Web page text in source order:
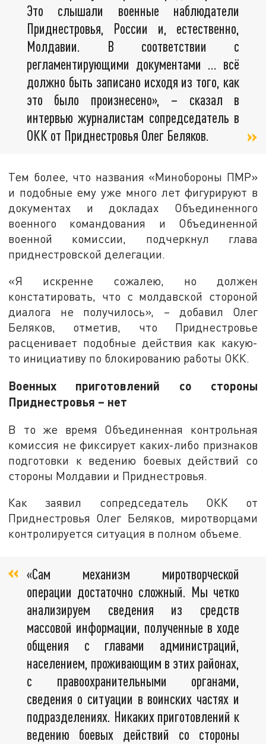
Это слышали военные наблюдатели
Приднестровья, России и, естественно,
Молдавии. В соответствии с
регламентирующими документами … всё
должно быть записано исходя из того, как
это было произнесено», – сказал в
интервью журналистам сопредседатель в
ОКК от Приднестровья Олег Беляков.
Тем более, что названия «Минобороны ПМР»
и подобные ему уже много лет фигурируют в
документах и докладах Объединенного
военного командования и Объединенной
военной комиссии, подчеркнул глава
приднестровской делегации.
«Я искренне сожалею, но должен
констатировать, что с молдавской стороной
диалога не получилось», – добавил Олег
Беляков, отметив, что Приднестровье
расценивает подобные действия как какую-
то инициативу по блокированию работы ОКК.
Военных приготовлений со стороны
Приднестровья – нет
В то же время Объединенная контрольная
комиссия не фиксирует каких-либо признаков
подготовки к ведению боевых действий со
стороны Молдавии и Приднестровья.
Как заявил сопредседатель ОКК от
Приднестровья Олег Беляков, миротворцами
контролируется ситуация в полном объеме.
«Сам механизм миротворческой
операции достаточно сложный. Мы четко
анализируем сведения из средств
массовой информации, полученные в ходе
общения с главами администраций,
населением, проживающим в этих районах,
с правоохранительными органами,
сведения о ситуации в воинских частях и
подразделениях. Никаких приготовлений к
ведению боевых действий со стороны